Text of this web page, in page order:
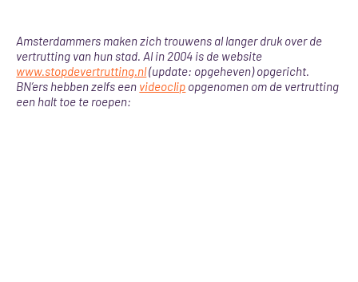
Amsterdammers maken zich trouwens al langer druk over de
vertrutting van hun stad. Al in 2004 is de website
www.stopdevertrutting.nl(update: opgeheven) opgericht.
BN’ers hebben zelfs een videoclip opgenomen om de vertrutting
een halt toe te roepen: